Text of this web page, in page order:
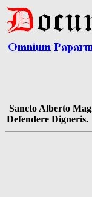
Sancto Alberto
Defendere Digneris.